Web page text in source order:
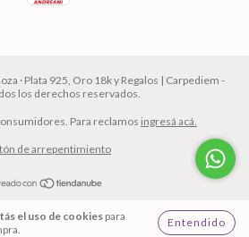
el uso de cookies para
Entendido
· Plata 925, Oro 18k y Regalos | Carpediem -
los derechos reservados.
Para reclamos ingresá acá.
de arrepentimiento